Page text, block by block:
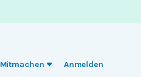
Mitmachen Anmelden